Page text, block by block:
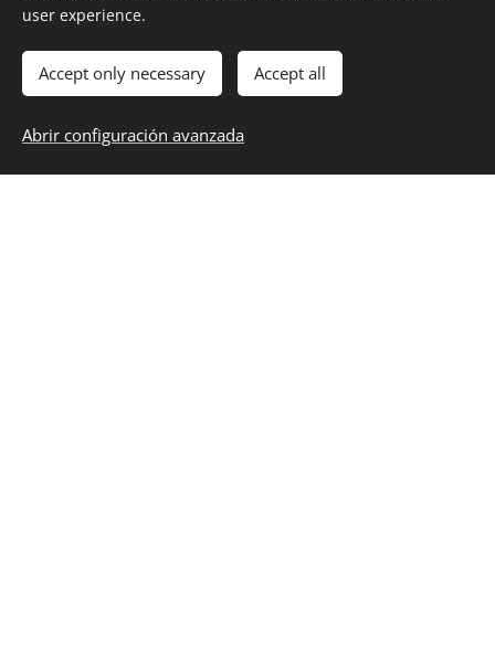
Contacto
user experience.
Accept only necessary Accept all
Abrir configuración avanzada